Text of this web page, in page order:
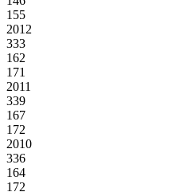
155
2012
333
162
171
2011
339
167
172
2010
336
164
172